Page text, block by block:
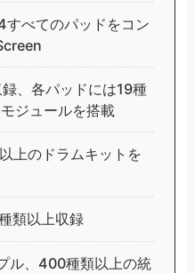
べてのパッドをコン
、各パッドには19種
ジュールを搭載
上のドラムキットを
類以上収録
ル、400種類以上の統